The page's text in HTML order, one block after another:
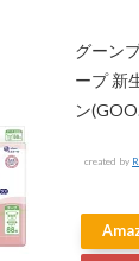
グーン
ープ 新
ン
created by